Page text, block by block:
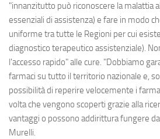
"innanzitutto può riconoscere la malattia
essenziali di assistenza) e fare in modo
uniforme tra tutte le Regioni per cui
diagnostico terapeutico assistenziale).
l'accesso rapido" alle cure. "Dobbiamo
farmaci su tutto il territorio nazionale e,
possibilità di reperire velocemente i
volta che vengono scoperti grazie alla
vantaggi o possono addirittura fungere
Murelli.